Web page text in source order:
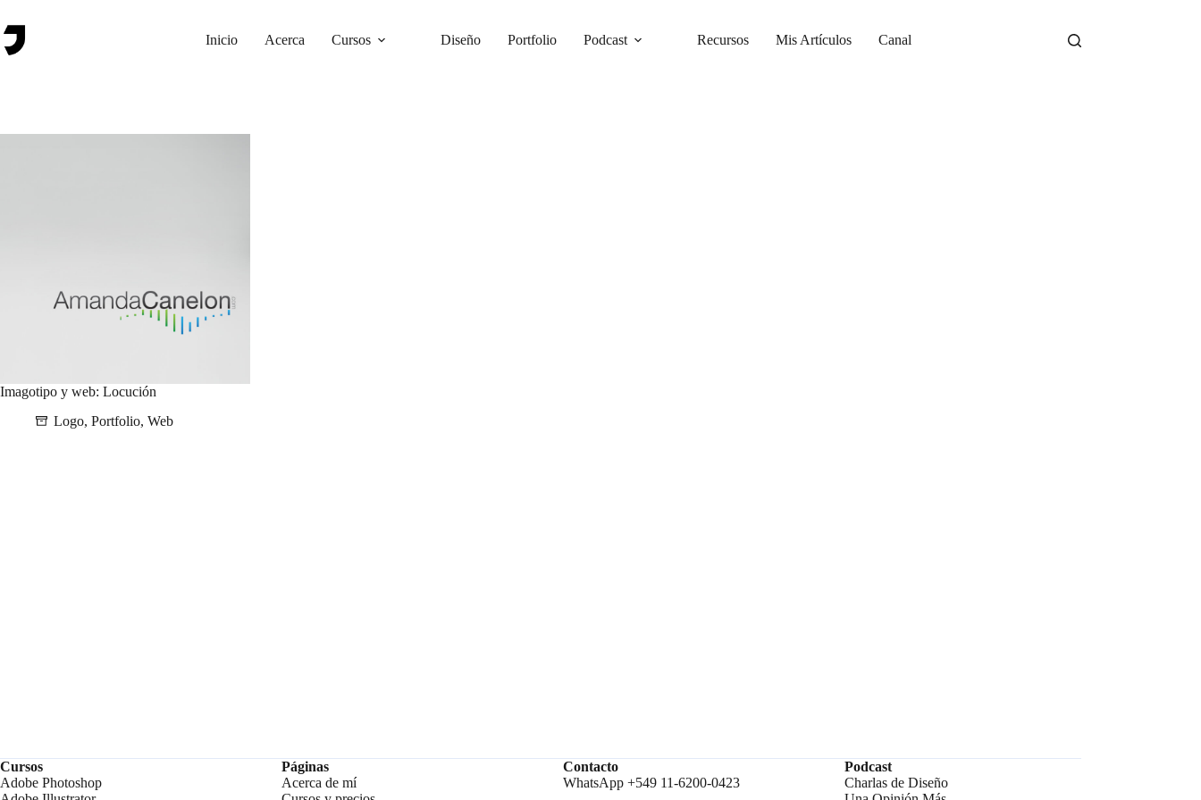
al
contenido
Inicio Acerca Cursos Diseño Portfolio Podcast Recursos Mis Artículos Canal
Imagotipo y web: Locución
Logo, Portfolio, Web
Cursos
Adobe Photoshop
Páginas
Acerca de mí
Contacto
WhatsApp +549 11-6200-0423
Podcast
Charlas de Diseño